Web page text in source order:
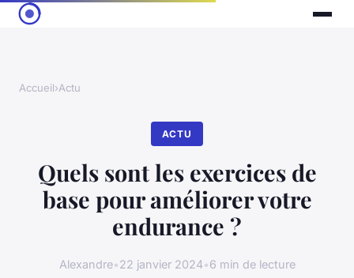
Accueil›Actu
ACTU
Quels sont les exercices de
base pour améliorer votre
endurance ?
Alexandre•22 janvier 2024•6 min de lecture